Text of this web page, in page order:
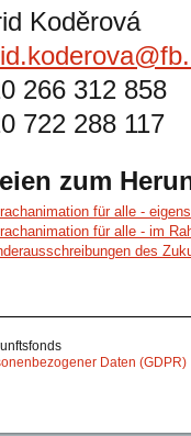
Koděrová
266 312 858
722 288 117
zum
für alle -
für alle - im
des
Daten (GDPR)